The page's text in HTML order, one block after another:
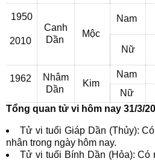
1950
2010
Canh
Dần
Mộc
Nam
Nữ
1962
Nhâm
Dần
Kim
Nam
Nữ
Tổng quan tử vi hôm nay 31/3/
Tử vi tuổi Giáp Dần (Thủy):
nhân trong ngày hôm nay.
Tử vi tuổi Bính Dần (Hỏa):